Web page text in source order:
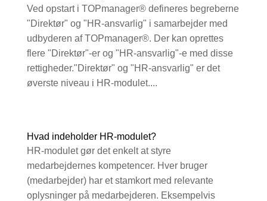
Ved opstart i TOPmanager® defineres begreberne
"Direktør" og "HR-ansvarlig" i samarbejder med
udbyderen af TOPmanager®. Der kan oprettes
flere "Direktør"-er og "HR-ansvarlig"-e med disse
rettigheder."Direktør" og "HR-ansvarlig" er det
øverste niveau i HR-modulet....
Hvad indeholder HR-modulet?
HR-modulet gør det enkelt at styre
medarbejdernes kompetencer. Hver bruger
(medarbejder) har et stamkort med relevante
oplysninger på medarbejderen. Eksempelvis